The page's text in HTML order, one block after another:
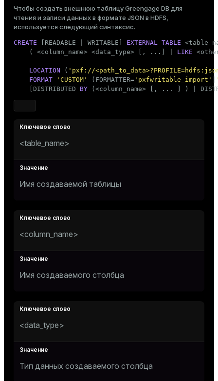
Чтобы создать внешнюю таблицу Greengage DB для
чтения и записи данных в формате JSON в HDFS,
используется следующий синтаксис.
CREATE [READABLE | WRITABLE] EXTERNAL TABLE <
    ( <
column_name> <data_type> [, ...] | LIKE
LOCATION ( 'pxf://
FORMAT
'CUSTOM' (FORMATTER= 'pxfwritable_import'
    [DISTRIBUTED
BY (<column_name> [, ... ] ) |
<table_name>
Имя создаваемой таблицы
<column_name>
Имя создаваемого столбца
<data_type>
Тип данных создаваемого столбца